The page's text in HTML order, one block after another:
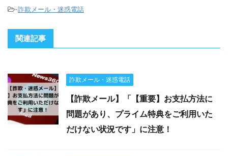
-詐欺メール・迷惑電話
関連記事
詐欺メール・迷惑電話
【詐欺メール】「【重要】お支払方法に
問題があり、プライム特典をご利用いた
だけない状況です」に注意！